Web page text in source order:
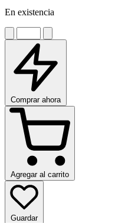
En existencia
Comprar ahora
Agregar al carrito
Guardar